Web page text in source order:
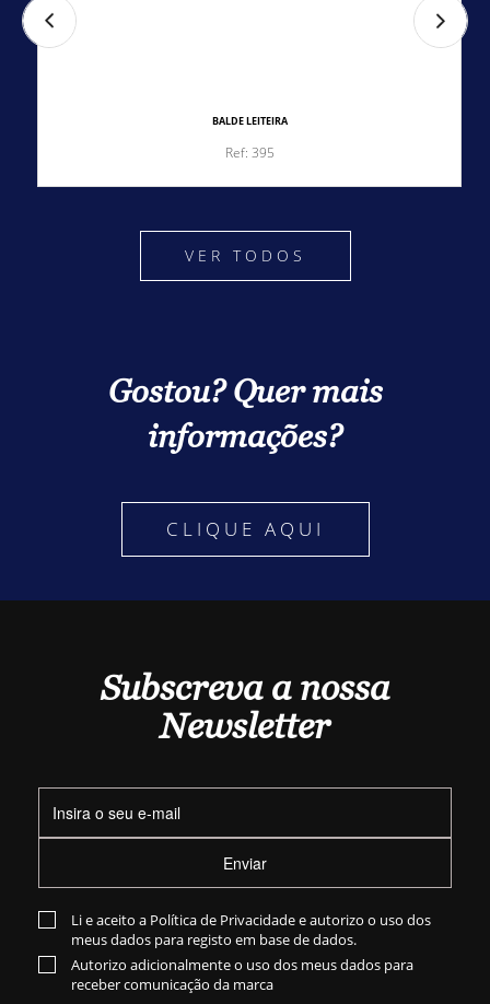
BALDE LEITEIRA
Ref: 395
VER TODOS
Gostou? Quer mais
informações?
CLIQUE AQUI
Subscreva a nossa
Newsletter
Enviar
Li e aceito a Política de Privacidadee autorizo o uso dos
meus dados para registo em base de dados.
Autorizo adicionalmente o uso dos meus dados para
receber comunicação da marca